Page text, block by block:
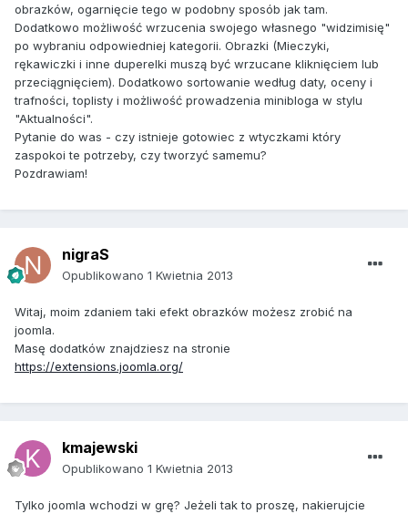
obrazków, ogarnięcie tego w podobny sposób jak tam.
Dodatkowo możliwość wrzucenia swojego własnego "widzimisię"
po wybraniu odpowiedniej kategorii. Obrazki (Mieczyki,
rękawiczki i inne duperelki muszą być wrzucane kliknięciem lub
przeciągnięciem). Dodatkowo sortowanie według daty, oceny i
trafności, toplisty i możliwość prowadzenia minibloga w stylu
"Aktualności".
Pytanie do was - czy istnieje gotowiec z wtyczkami który
zaspokoi te potrzeby, czy tworzyć samemu?
Pozdrawiam!
nigraS
Opublikowano 1 Kwietnia 2013
Witaj, moim zdaniem taki efekt obrazków możesz zrobić na
joomla.
Masę dodatków znajdziesz na stronie
https://extensions.joomla.org/
kmajewski
Opublikowano 1 Kwietnia 2013
Tylko joomla wchodzi w grę? Jeżeli tak to proszę, nakierujcie